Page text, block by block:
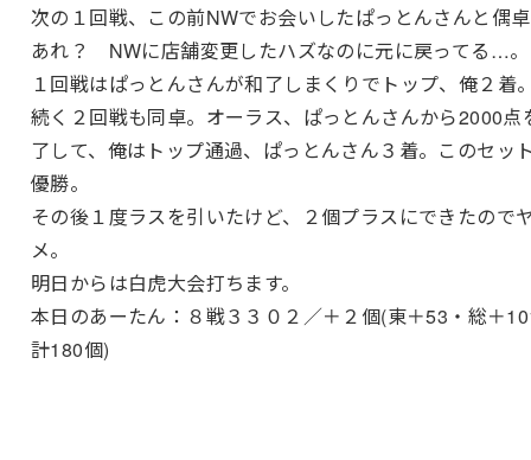
次の１回戦、この前NWでお会いしたぱっとんさんと偶
あれ？ NWに店舗変更したハズなのに元に戻ってる…。
１回戦はぱっとんさんが和了しまくりでトップ、俺２着
続く２回戦も同卓。オーラス、ぱっとんさんから2000点
了して、俺はトップ通過、ぱっとんさん３着。このセッ
優勝。
その後１度ラスを引いたけど、２個プラスにできたので
メ。
明日からは白虎大会打ちます。
本日のあーたん：８戦３３０２／＋２個(東＋53・総＋
計180個)